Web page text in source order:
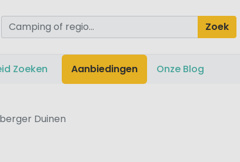
Zoek
Zoeken Aanbiedingen Onze Blog
Duinen